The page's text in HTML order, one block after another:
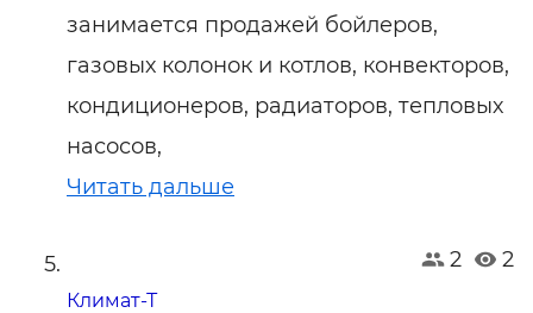
занимается продажей бойлеров,
газовых колонок и котлов, конвекторов,
кондиционеров, радиаторов, тепловых
насосов,
Читать дальше
2 2
Климат-Т